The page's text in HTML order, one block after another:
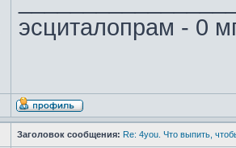
эсциталопрам - 0
Заголовок сообщения: Re: 4you. Что выпить,